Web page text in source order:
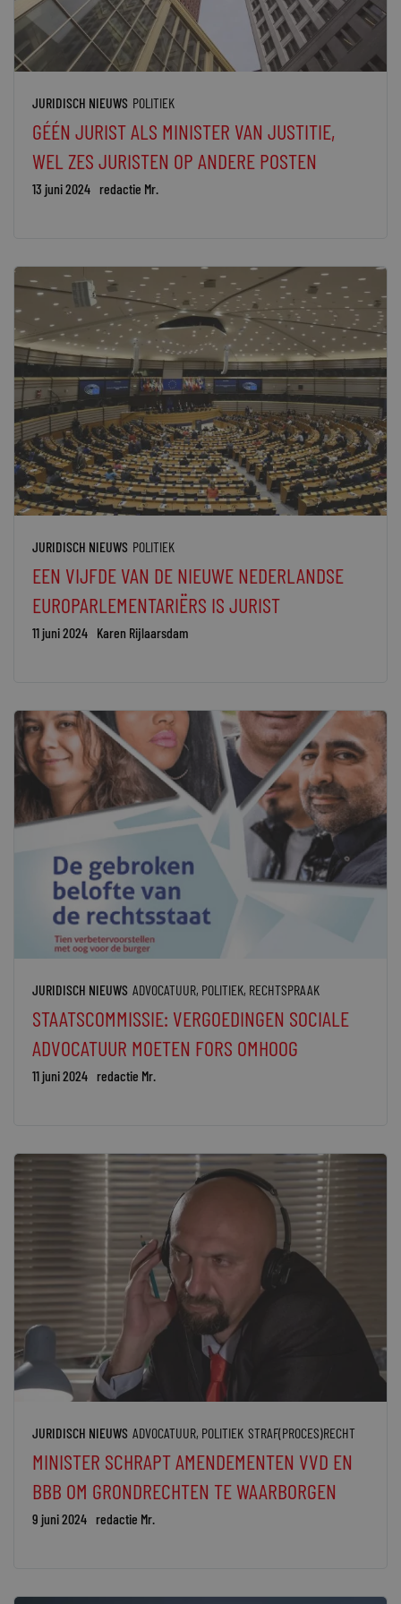
JURIDISCH NIEUWS POLITIEK
GÉÉN JURIST ALS MINISTER VAN JUSTITIE,
WEL ZES JURISTEN OP ANDERE POSTEN
13 juni 2024 redactie Mr.
JURIDISCH NIEUWS POLITIEK
EEN VIJFDE VAN DE NIEUWE NEDERLANDSE
EUROPARLEMENTARIËRS IS JURIST
11 juni 2024 Karen Rijlaarsdam
JURIDISCH NIEUWS ADVOCATUUR, POLITIEK, RECHTSPRAAK
STAATSCOMMISSIE: VERGOEDINGEN SOCIALE
ADVOCATUUR MOETEN FORS OMHOOG
11 juni 2024 redactie Mr.
JURIDISCH NIEUWS ADVOCATUUR, POLITIEK STRAF(PROCES)RECHT
MINISTER SCHRAPT AMENDEMENTEN VVD EN
BBB OM GRONDRECHTEN TE WAARBORGEN
9 juni 2024 redactie Mr.